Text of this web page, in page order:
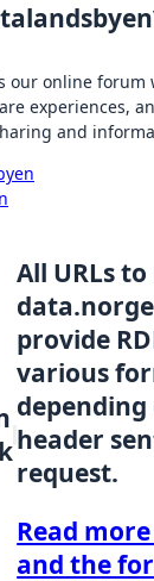
our online forum
experiences,
and
All URLs
provide
various
header
request.
Read
and the